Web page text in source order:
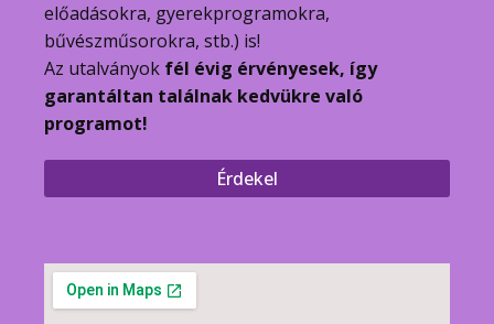
előadásokra, gyerekprogramokra,
bűvészműsorokra, stb.) is!
Az utalványok fél évig érvényesek, így
garantáltan találnak kedvükre való
programot!
Érdekel